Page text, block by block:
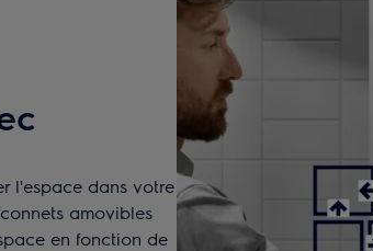
l'espace dans votre
amovibles
en fonction de